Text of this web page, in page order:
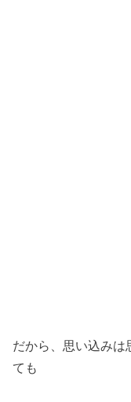
だから、思い込みは
ても